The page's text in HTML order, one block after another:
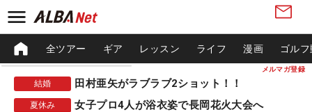
メルマガ登録
全ツアー ギア レッスン ライフ 漫画 ゴル
結婚 田村亜矢がラブラブ2ショット！！
夏休み 女子プロ4人が浴衣姿で長岡花火大会へ